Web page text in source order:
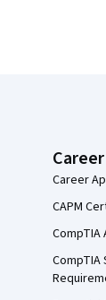
Career
CAPM